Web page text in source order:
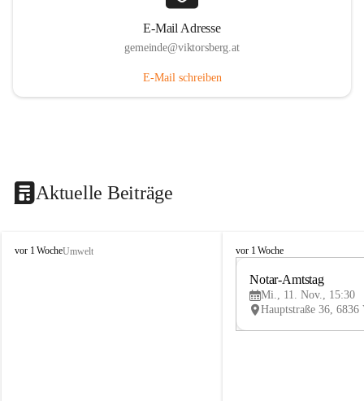
E-Mail Adresse
gemeinde@viktorsberg.at
E-Mail schreiben
Aktuelle Beiträge
V
vor 1 WocheUmwelt
V
vor 1 Woche
Notar-Amtstag
Mi., 11. Nov., 15:30